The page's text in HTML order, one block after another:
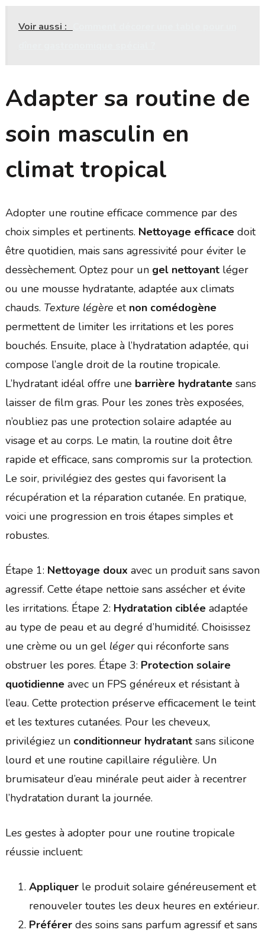
Voir aussi :
Adapter sa routine de
soin masculin en
climat tropical
Adopter une routine efficace commence par des
choix simples et pertinents. Nettoyage efficacedoit
être quotidien, mais sans agressivité pour éviter le
dessèchement. Optez pour un gel nettoyantléger
ou une mousse hydratante, adaptée aux climats
chauds. Texture légère et non comédogène
permettent de limiter les irritations et les pores
bouchés. Ensuite, place à l’hydratation adaptée, qui
compose l’angle droit de la routine tropicale.
L’hydratant idéal offre une barrière hydratantesans
laisser de film gras. Pour les zones très exposées,
n’oubliez pas une protection solaire adaptée au
visage et au corps. Le matin, la routine doit être
rapide et efficace, sans compromis sur la protection.
Le soir, privilégiez des gestes qui favorisent la
récupération et la réparation cutanée. En pratique,
voici une progression en trois étapes simples et
robustes.
Étape 1: Nettoyage doux avec un produit sans savon
agressif. Cette étape nettoie sans assécher et évite
les irritations. Étape 2: Hydratation cibléeadaptée
au type de peau et au degré d’humidité. Choisissez
une crème ou un gellégerqui réconforte sans
obstruer les pores. Étape 3: Protection solaire
quotidienneavec un FPS généreux et résistant à
l’eau. Cette protection préserve efficacement le teint
et les textures cutanées. Pour les cheveux,
privilégiez un conditionneur hydratantsans silicone
lourd et une routine capillaire régulière. Un
brumisateur d’eau minérale peut aider à recentrer
l’hydratation durant la journée.
Les gestes à adopter pour une routine tropicale
réussie incluent:
Appliquerle produit solaire généreusement et
renouveler toutes les deux heures en extérieur.
Préférerdes soins sans parfum agressif et sans